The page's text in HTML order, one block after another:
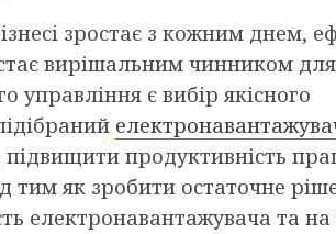
зростає з кожним днем,
вирішальним чинником для
управління є вибір якісного
продуктивність
тим як зробити остаточне
електронавантажувача та